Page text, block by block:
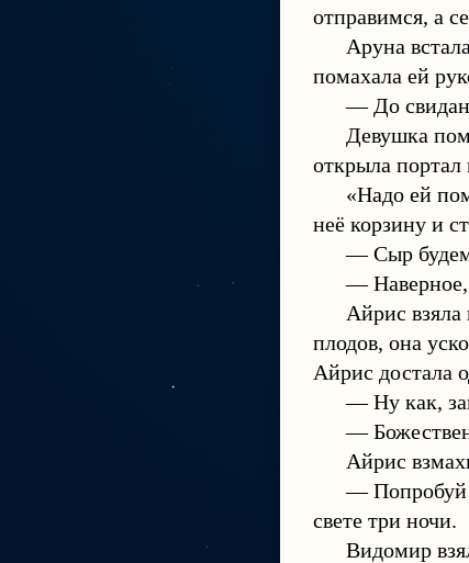
отправимся, а
Аруна
помахала ей
— До
Девушка
открыла портал
«Надо ей
неё корзину и
— Сыр будем
—
Айрис
плодов, она
Айрис достала
— Ну как,
—
Айрис
— Попробуй
свете три ночи.
Видомир